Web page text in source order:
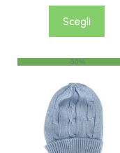
Scegli
-50%